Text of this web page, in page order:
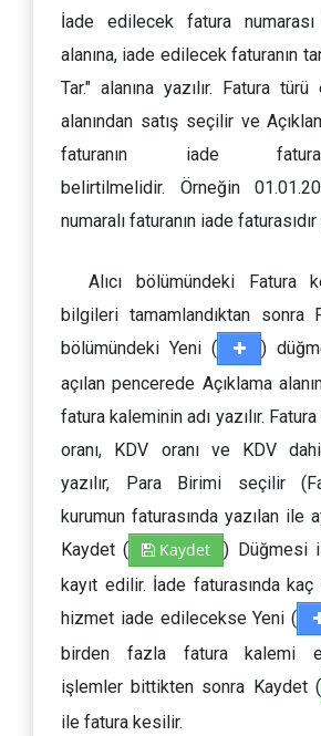
İade edilecek fatura
alanına, iade edilecek faturanın
Tar." alanına yazılır. Fatura
alanından satış seçilir ve
faturanın iade
belirtilmelidir. Örneğin
numaralı faturanın iade
Alıcı bölümündeki Fatura
bilgileri tamamlandıktan sonra
bölümündeki Yeni (
)
açılan pencerede Açıklama
fatura kaleminin adı yazılır.
oranı, KDV oranı ve KDV
yazılır, Para Birimi seçilir
kurumun faturasında yazılan ile
Kaydet (
Kaydet
) Düğmesi
kayıt edilir. İade faturasında
hizmet iade edilecekse Yeni (
birden fazla fatura kalemi
işlemler bittikten sonra Kaydet (
ile fatura kesilir.